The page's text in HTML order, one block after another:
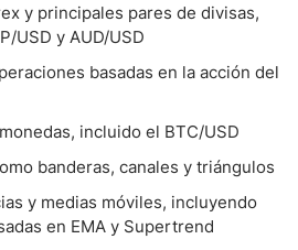
y principales pares de divisas,
USD y AUD/USD
basadas en la acción del
incluido el BTC/USD
banderas, canales y triángulos
y medias móviles, incluyendo
en EMA y Supertrend